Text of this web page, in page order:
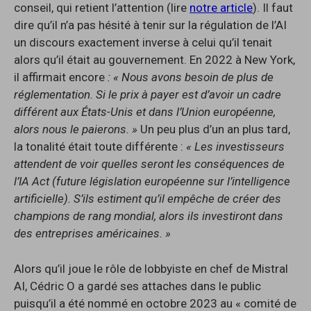
conseil, qui retient l’attention (lire notre article). Il faut
dire qu’il n’a pas hésité à tenir sur la régulation de l’AI
un discours exactement inverse à celui qu’il tenait
alors qu’il était au gouvernement. En 2022 à New York,
il affirmait encore : « Nous avons besoin de plus de
réglementation. Si le prix à payer est d’avoir un cadre
différent aux États-Unis et dans l’Union européenne,
alors nous le paierons. » Un peu plus d’un an plus tard,
la tonalité était toute différente : « Les investisseurs
attendent de voir quelles seront les conséquences de
l’IA Act (future législation européenne sur l’intelligence
artificielle). S’ils estiment qu’il empêche de créer des
champions de rang mondial, alors ils investiront dans
des entreprises américaines. »
Alors qu’il joue le rôle de lobbyiste en chef de Mistral
AI, Cédric O a gardé ses attaches dans le public
puisqu’il a été nommé en octobre 2023 au « comité de